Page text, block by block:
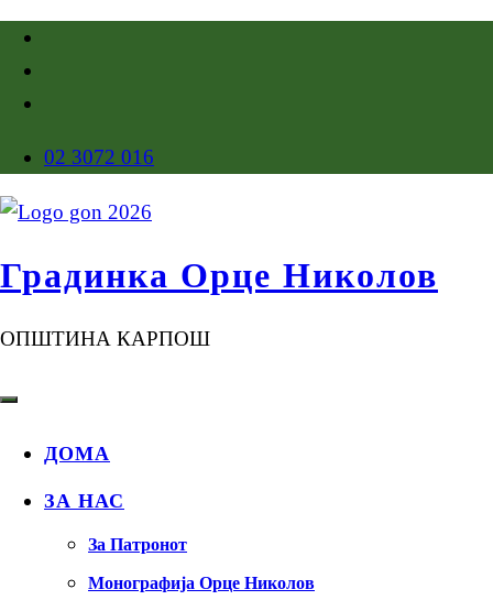
02 3072 016
Градинка Орце Николов
ОПШТИНА КАРПОШ
ДОМА
ЗА НАС
За Патронот
Монографија Орце Николов